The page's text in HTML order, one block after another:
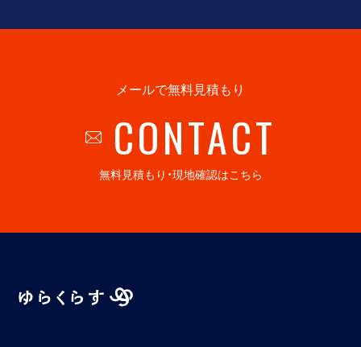
メールで無料見積もり
CONTACT
無料見積もり・現地確認はこちら